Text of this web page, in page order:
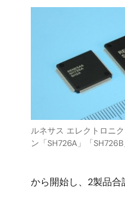
ルネサス エレクトロニ
ン「SH726A」「SH726B
から開始し、2製品合